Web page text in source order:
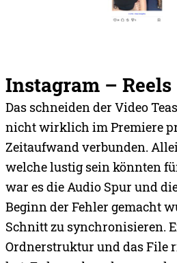
Instagram – Reels
Das schneiden der Video
nicht wirklich im Premiere
Zeitaufwand verbunden.
welche lustig sein könnten
war es die Audio Spur und
Beginn der Fehler gemacht
Schnitt zu synchronisieren.
Ordnerstruktur und das File